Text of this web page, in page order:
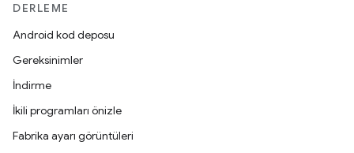
DERLEME
Android kod deposu
Gereksinimler
İndirme
İkili programları önizle
Fabrika ayarı görüntüleri